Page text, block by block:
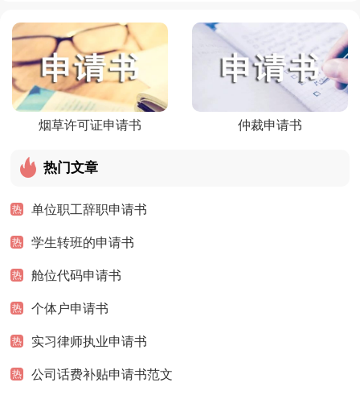
烟草许可证申请书 仲裁申请书
热门文章
热 单位职工辞职申请书
热 学生转班的申请书
热 舱位代码申请书
热 个体户申请书
热 实习律师执业申请书
热 公司话费补贴申请书范文